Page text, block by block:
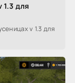
1.3 для
v 1.3 для